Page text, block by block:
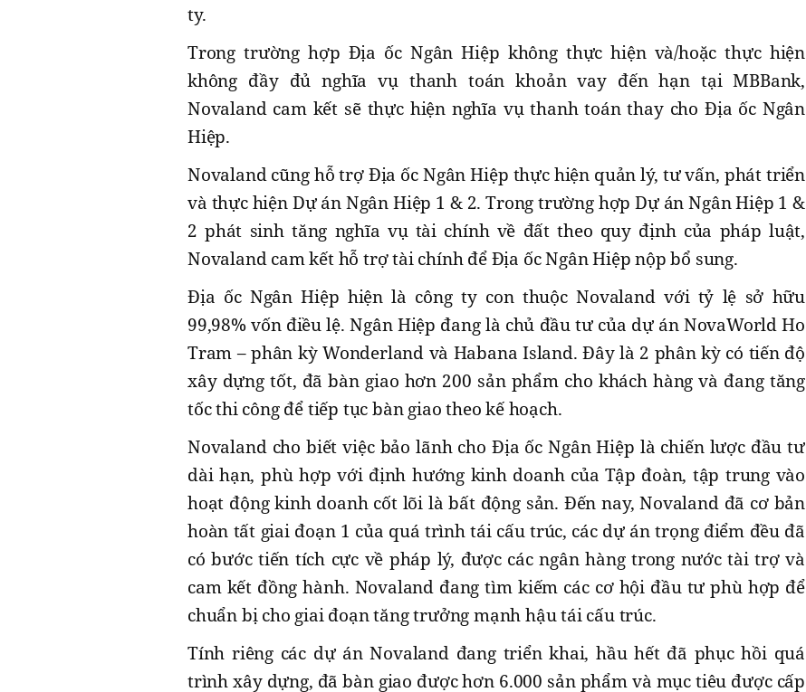
ty.
Trong trường hợp Địa ốc Ngân Hiệp không thực hiện và/hoặc thực hiện
không đầy đủ nghĩa vụ thanh toán khoản vay đến hạn tại MBBank,
Novaland cam kết sẽ thực hiện nghĩa vụ thanh toán thay cho Địa ốc Ngân
Hiệp.
Novaland cũng hỗ trợ Địa ốc Ngân Hiệp thực hiện quản lý, tư vấn, phát triển
và thực hiện Dự án Ngân Hiệp 1 & 2. Trong trường hợp Dự án Ngân Hiệp 1 &
2 phát sinh tăng nghĩa vụ tài chính về đất theo quy định của pháp luật,
Novaland cam kết hỗ trợ tài chính để Địa ốc Ngân Hiệp nộp bổ sung.
Địa ốc Ngân Hiệp hiện là công ty con thuộc Novaland với tỷ lệ sở hữu
99,98% vốn điều lệ. Ngân Hiệp đang là chủ đầu tư của dự án NovaWorld Ho
Tram – phân kỳ Wonderland và Habana Island. Đây là 2 phân kỳ có tiến độ
xây dựng tốt, đã bàn giao hơn 200 sản phẩm cho khách hàng và đang tăng
tốc thi công để tiếp tục bàn giao theo kế hoạch.
Novaland cho biết việc bảo lãnh cho Địa ốc Ngân Hiệp là chiến lược đầu tư
dài hạn, phù hợp với định hướng kinh doanh của Tập đoàn, tập trung vào
hoạt động kinh doanh cốt lõi là bất động sản. Đến nay, Novaland đã cơ bản
hoàn tất giai đoạn 1 của quá trình tái cấu trúc, các dự án trọng điểm đều đã
có bước tiến tích cực về pháp lý, được các ngân hàng trong nước tài trợ và
cam kết đồng hành. Novaland đang tìm kiếm các cơ hội đầu tư phù hợp để
chuẩn bị cho giai đoạn tăng trưởng mạnh hậu tái cấu trúc.
Tính riêng các dự án Novaland đang triển khai, hầu hết đã phục hồi quá
trình xây dựng, đã bàn giao được hơn 6.000 sản phẩm và mục tiêu được cấp